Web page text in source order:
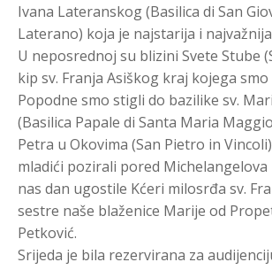
Ivana Lateranskog (Basilica di San
Laterano) koja je najstarija i
U neposrednoj su blizini Svete Stube
kip sv. Franja Asiškog kraj kojega
Popodne smo stigli do bazilike sv.
(Basilica Papale di Santa Maria
Petra u Okovima (San Pietro in
mladići pozirali pored Michelangelova
nas dan ugostile Kćeri milosrđa sv.
sestre naše blaženice Marije od
Petković.
Srijeda je bila rezervirana za